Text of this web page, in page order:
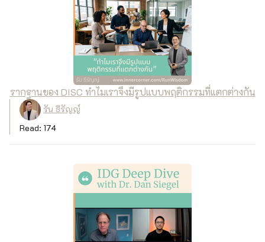
รากฐานของ DISC ทำไมเราจึงมีรูปแบบพฤติกรรมที่แตกต่างกัน
รัน ธีรัญญ์
Read: 174